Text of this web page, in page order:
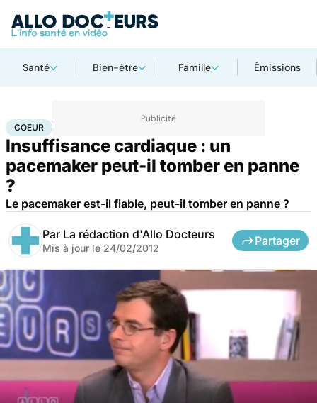
Santé Bien-être Famille Émissions
AccueilSanté Maladies cardiaques
COEUR
Insuffisance cardiaque : un
pacemaker peut-il tomber en panne
?
Le pacemaker est-il fiable, peut-il tomber en panne ?
Par La rédaction d'Allo Docteurs
Mis à jour le 24/02/2012
Partager